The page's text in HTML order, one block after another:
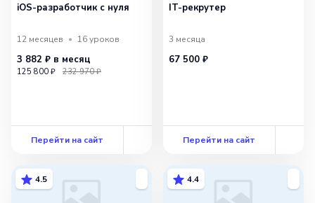
iOS-разработчик с нуля
12 месяцев 16уроков
3 882 ₽ в месяц
125 800 ₽ 232 970 ₽
Перейти на сайт
IT-рекрутер
3 месяца
67 500 ₽
Перейти на сайт
4.5 4.4